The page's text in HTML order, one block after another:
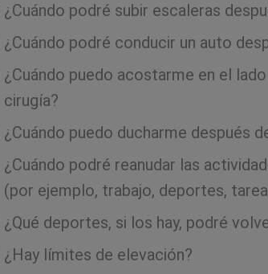
¿Cuándo podré subir escaleras
¿Cuándo podré conducir un auto
¿Cuándo puedo acostarme en el
cirugía?
¿Cuándo puedo ducharme después
¿Cuándo podré reanudar las
(por ejemplo, trabajo, deportes,
¿Qué deportes, si los hay, podré
¿Hay límites de elevación?